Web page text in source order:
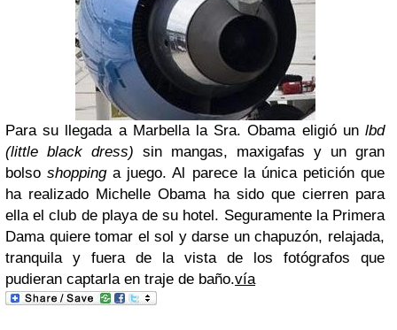
Para su llegada a Marbella la Sra. Obama eligió un lbd
(little black dress) sin mangas, maxigafas y un gran
bolsoshoppinga juego. Al parece la única petición que
ha realizado Michelle Obama ha sido que cierren para
ella el club de playa de su hotel. Seguramente la Primera
Dama quiere tomar el sol y darse un chapuzón, relajada,
tranquila y fuera de la vista de los fotógrafos que
pudieran captarla en traje de baño.vía